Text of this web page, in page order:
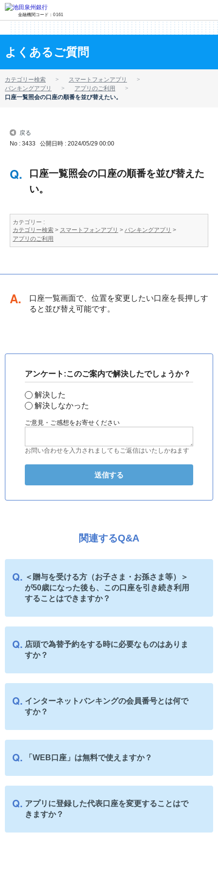
金融機関コード：0161
よくあるご質問
カテゴリー検索
スマートフォンアプリ
バンキングアプリ
アプリのご利用
口座一覧照会の口座の順番を並び替えたい。
戻る
No : 3433 公開日時 : 2024/05/29 00:00
口座一覧照会の口座の順番を並び替えた
い。
カテゴリー :
カテゴリー検索 > スマートフォンアプリ > バンキングアプリ >
アプリのご利用
回答
口座一覧画面で、位置を変更したい口座を長押しす
ると並び替え可能です。
アンケート:このご案内で解決したでしょうか？
解決した
解決しなかった
ご意見・ご感想をお寄せください
お問い合わせを入力されましてもご返信はいたしかねます
関連するQ&A
＜贈与を受ける方（お子さま・お孫さま等）＞
が50歳になった後も、この口座を引き続き利用
することはできますか？
店頭で為替予約をする時に必要なものはありま
すか？
インターネットバンキングの会員番号とは何で
すか？
「WEB口座」は無料で使えますか？
アプリに登録した代表口座を変更することはで
きますか？